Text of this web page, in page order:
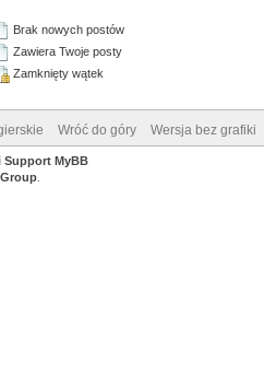
Brak nowych postów
Zawiera Twoje posty
Zamknięty wątek
Wróć do góry Wersja bez grafiki
Support MyBB